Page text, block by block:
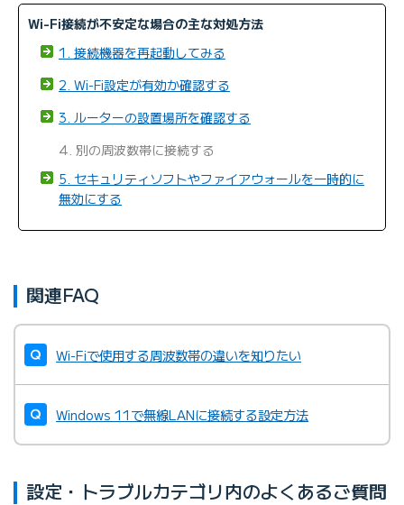
Wi-Fi接続が不安定な場合の主な対処方法
1. 接続機器を再起動してみる
2. Wi-Fi設定が有効か確認する
3. ルーターの設置場所を確認する
4. 別の周波数帯に接続する
5. セキュリティソフトやファイアウォールを一時的に
無効にする
関連FAQ
Wi-Fiで使用する周波数帯の違いを知りたい
Windows 11で無線LANに接続する設定方法
設定・トラブルカテゴリ内のよくあるご質問